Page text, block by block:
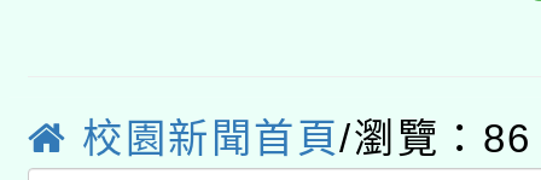
方素養工作坊新北場」
「族語學習班」招生簡
文教學共融平台-教案
教育部國民及學前教育
校園新聞首頁/瀏覽：86